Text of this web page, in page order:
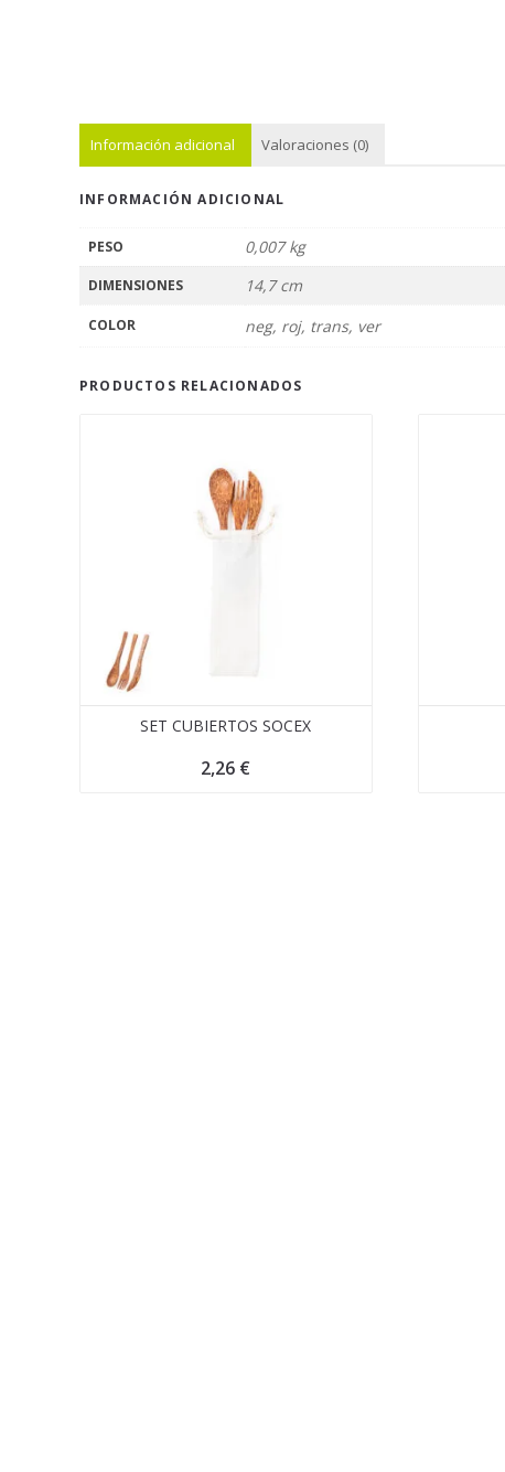
Información adicional Valoraciones (0)
INFORMACIÓN ADICIONAL
PESO 0,007 kg
DIMENSIONES 14,7 cm
COLOR neg, roj, trans, ver
PRODUCTOS RELACIONADOS
SET CUBIERTOS SOCEX
2,26 €